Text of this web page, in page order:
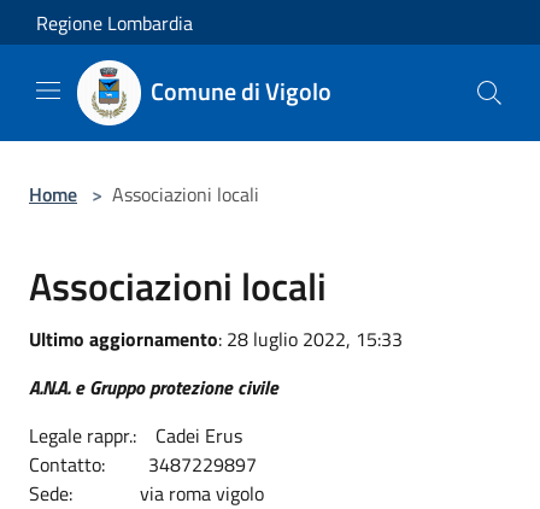
Salta al contenuto principale
Regione Lombardia
Comune di Vigolo
Home > Associazioni locali
Associazioni locali
Ultimo aggiornamento: 28 luglio 2022, 15:33
A.N.A. e Gruppo protezione civile
Legale rappr.: Cadei Erus
Contatto: 3487229897
Sede: via roma vigolo